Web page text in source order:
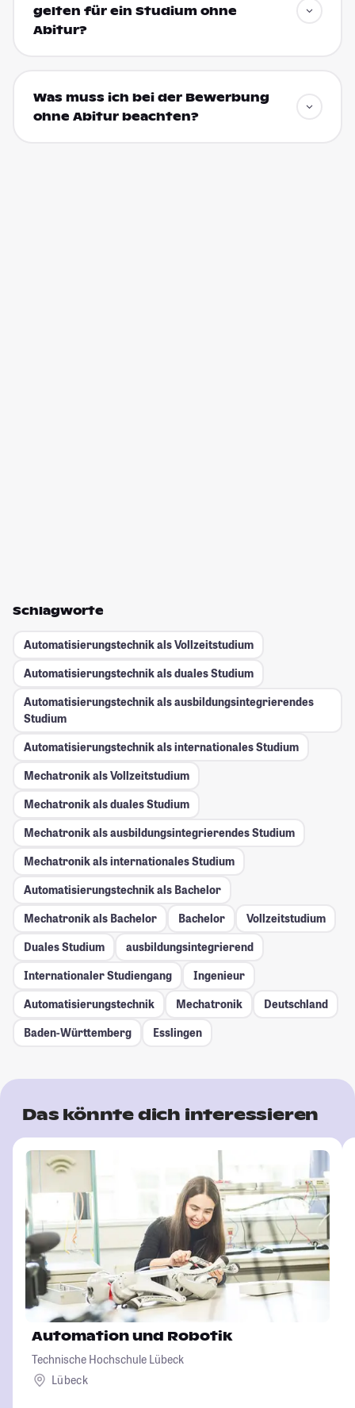
gelten für ein Studium ohne
Abitur?
Was muss ich bei der Bewerbung
ohne Abitur beachten?
Schlagworte
Automatisierungstechnik als Vollzeitstudium
Automatisierungstechnik als duales Studium
Automatisierungstechnik als ausbildungsintegrierendes
Studium
Automatisierungstechnik als internationales Studium
Mechatronik als Vollzeitstudium
Mechatronik als duales Studium
Mechatronik als ausbildungsintegrierendes Studium
Mechatronik als internationales Studium
Automatisierungstechnik als Bachelor
Mechatronik als Bachelor
Bachelor
Vollzeitstudium
Duales Studium
ausbildungsintegrierend
Internationaler Studiengang
Ingenieur
Automatisierungstechnik
Mechatronik
Deutschland
Baden-Württemberg
Esslingen
Das könnte dich interessieren
Automation und Robotik
Technische Hochschule Lübeck
Lübeck